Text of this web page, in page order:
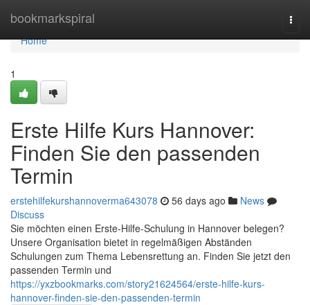
bookmarkspiral
Home
Home
1
Erste Hilfe Kurs Hannover:
Finden Sie den passenden
Termin
erstehilfekurshannoverma643078 56 days ago
News
Discuss
Sie möchten einen Erste-Hilfe-Schulung in Hannover belegen?
Unsere Organisation bietet in regelmäßigen Abständen
Schulungen zum Thema Lebensrettung an. Finden Sie jetzt den
passenden Termin und
https://yxzbookmarks.com/story21624564/erste-hilfe-kurs-
hannover-finden-sie-den-passenden-termin